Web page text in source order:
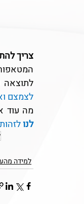
צריך
לצמצם
מה עוד
לנו
למידה